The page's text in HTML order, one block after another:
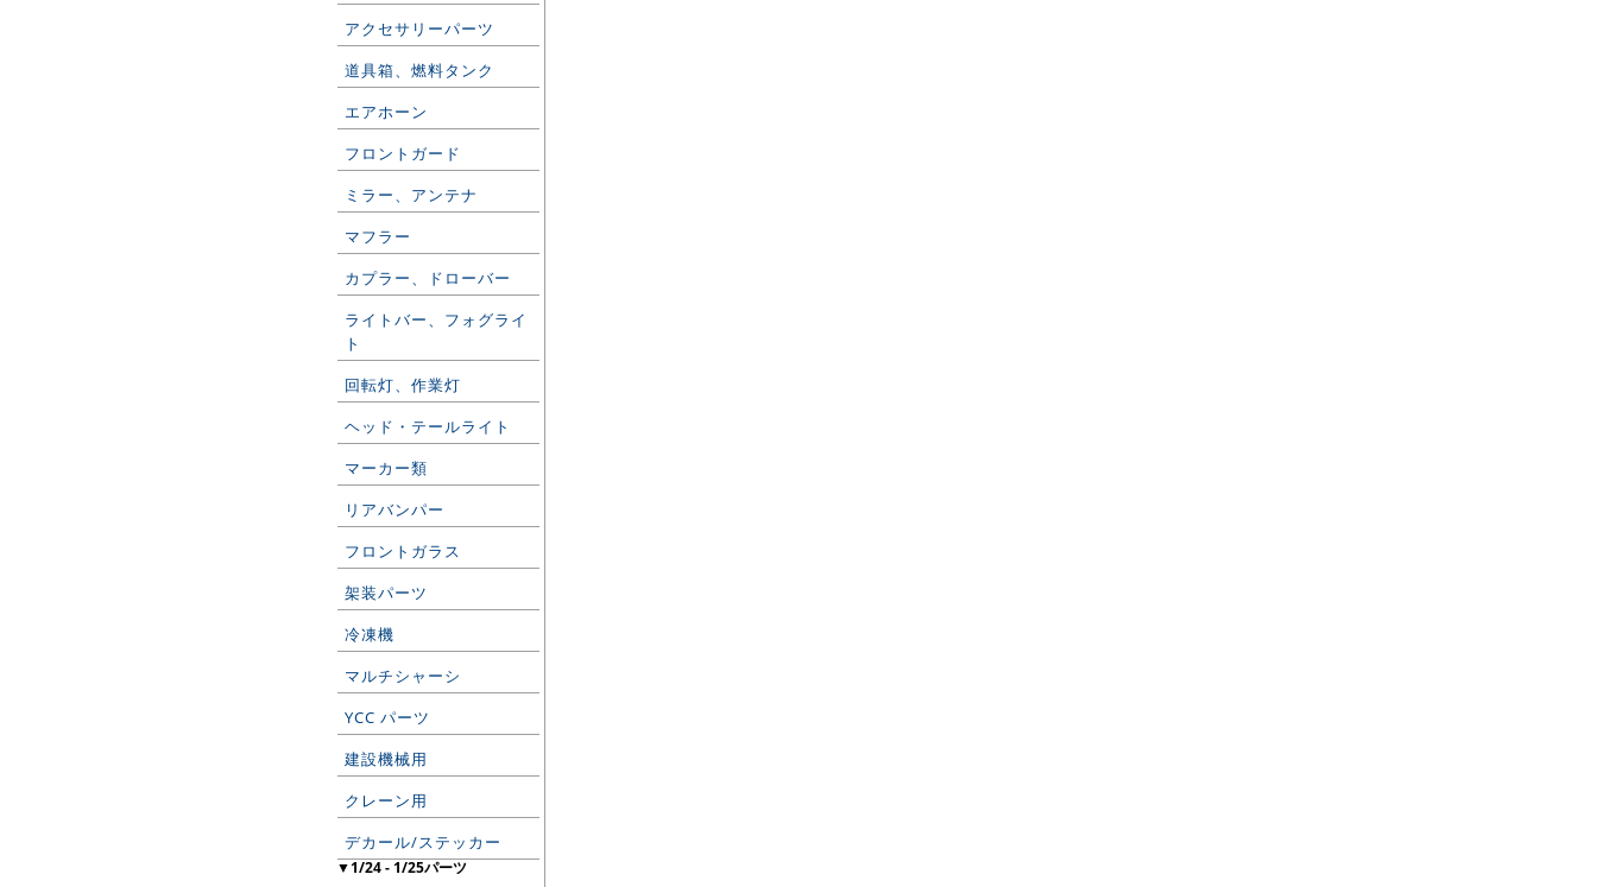
アクセサリーパーツ
道具箱、燃料タンク
エアホーン
フロントガード
ミラー、アンテナ
マフラー
カプラー、ドローバー
ライトバー、フォグライ
ト
回転灯、作業灯
ヘッド・テールライト
マーカー類
リアバンパー
フロントガラス
架装パーツ
冷凍機
マルチシャーシ
YCC パーツ
建設機械用
クレーン用
デカール/ステッカー
▼1/24 - 1/25パーツ